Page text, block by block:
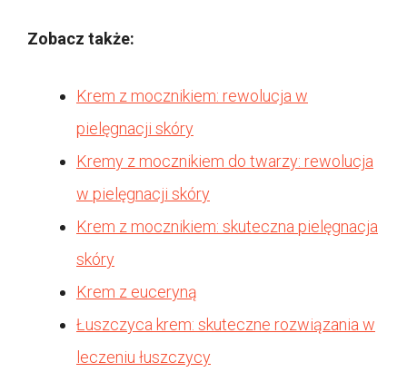
Zobacz także:
Krem z mocznikiem: rewolucja w
pielęgnacji skóry
Kremy z mocznikiem do twarzy: rewolucja
w pielęgnacji skóry
Krem z mocznikiem: skuteczna pielęgnacja
skóry
Krem z euceryną
Łuszczyca krem: skuteczne rozwiązania w
leczeniu łuszczycy